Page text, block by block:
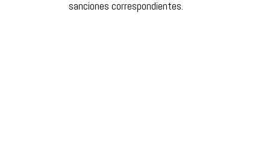
sanciones correspondientes.